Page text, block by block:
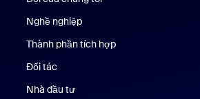
Nghề nghiệp
Thành phần tích hợp
Đối tác
Nhà đầu tư